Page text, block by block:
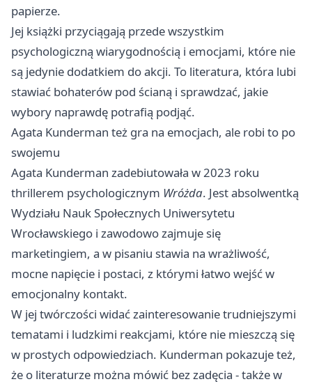
papierze.
Jej książki przyciągają przede wszystkim
psychologiczną wiarygodnością i emocjami, które nie
są jedynie dodatkiem do akcji. To literatura, która lubi
stawiać bohaterów pod ścianą i sprawdzać, jakie
wybory naprawdę potrafią podjąć.
Agata Kunderman też gra na emocjach, ale robi to po
swojemu
Agata Kunderman zadebiutowała w 2023 roku
thrillerem psychologicznym Wróżda. Jest absolwentką
Wydziału Nauk Społecznych Uniwersytetu
Wrocławskiego i zawodowo zajmuje się
marketingiem, a w pisaniu stawia na wrażliwość,
mocne napięcie i postaci, z którymi łatwo wejść w
emocjonalny kontakt.
W jej twórczości widać zainteresowanie trudniejszymi
tematami i ludzkimi reakcjami, które nie mieszczą się
w prostych odpowiedziach. Kunderman pokazuje też,
że o literaturze można mówić bez zadęcia - także w